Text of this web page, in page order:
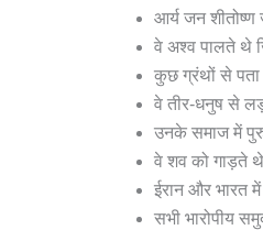
आर्य जन
वे अश्व पालते थे
कुछ ग्रंथों से पता
वे तीर-धनुष से
उनके समाज में
वे शव को गाड़ते
ईरान और भारत
सभी भारोपीय